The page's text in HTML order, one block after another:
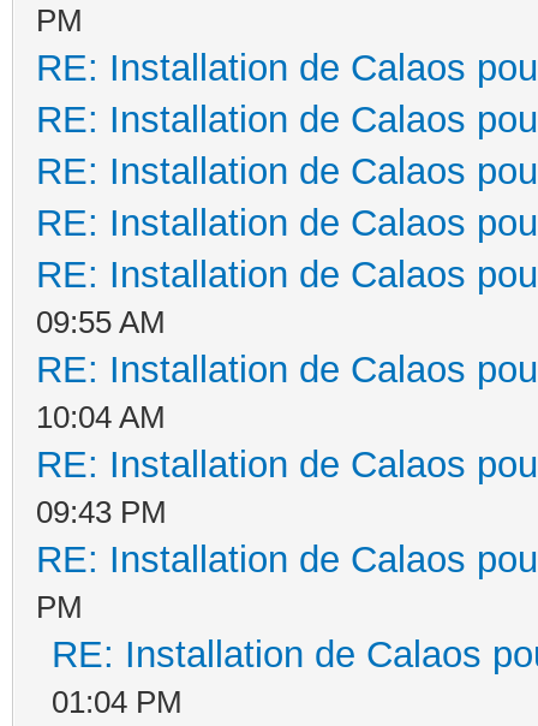
PM
RE: Installation de Calaos
RE: Installation de Calaos
RE: Installation de Calaos
RE: Installation de Calaos
RE: Installation de Calaos
09:55 AM
RE: Installation de Calaos
10:04 AM
RE: Installation de Calaos
09:43 PM
RE: Installation de Calaos
PM
RE: Installation de Calaos
01:04 PM